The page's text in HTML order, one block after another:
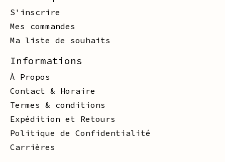
S'inscrire
Mes commandes
Ma liste de souhaits
Informations
À Propos
Contact & Horaire
Termes & conditions
Expédition et Retours
Politique de Confidentialité
Carrières